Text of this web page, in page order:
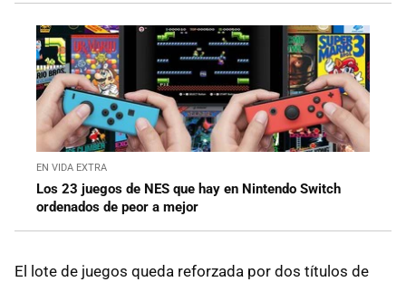
EN VIDA EXTRA
Los 23 juegos de NES que hay en Nintendo Switch
ordenados de peor a mejor
El lote de juegos queda reforzada por dos títulos de